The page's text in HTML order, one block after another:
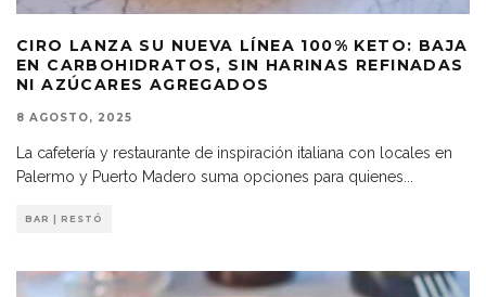
CIRO LANZA SU NUEVA LÍNEA 100% KETO: BAJA
EN CARBOHIDRATOS, SIN HARINAS REFINADAS
NI AZÚCARES AGREGADOS
8 AGOSTO, 2025
La cafetería y restaurante de inspiración italiana con locales en
Palermo y Puerto Madero suma opciones para quienes...
BAR | RESTÓ